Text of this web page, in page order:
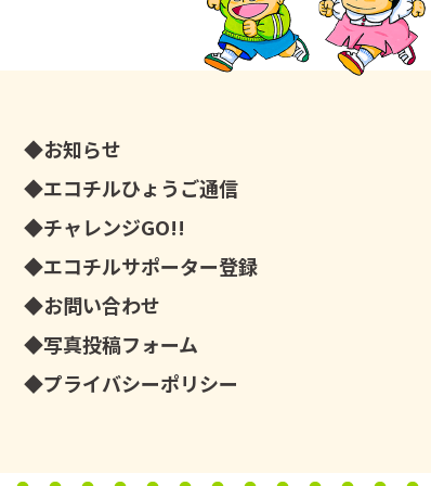
お知らせ
エコチルひょうご通信
チャレンジGO!!
エコチルサポーター登録
お問い合わせ
写真投稿フォーム
プライバシーポリシー